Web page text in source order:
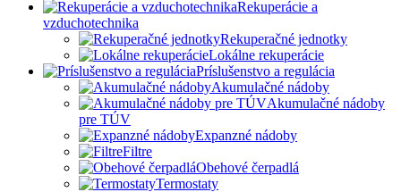
Rekuperácie a
vzduchotechnika
Rekuperačné jednotky
Lokálne rekuperácie
Príslušenstvo a regulácia
Akumulačné nádoby
Akumulačné nádoby
pre TÚV
Expanzné nádoby
Filtre
Obehové čerpadlá
Termostaty